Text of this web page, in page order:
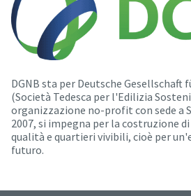
DGNB sta per Deutsche Gesellschaft
(Società Tedesca per l'Edilizia
organizzazione no-profit con sede a
2007, si impegna per la costruzione
qualità e quartieri vivibili, cioè per
futuro.